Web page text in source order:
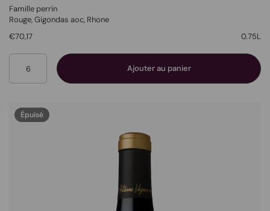
Famille perrin
Rouge, Gigondas aoc, Rhone
€70,17
0.75L
Quantité
Ajouter au panier
Épuisé